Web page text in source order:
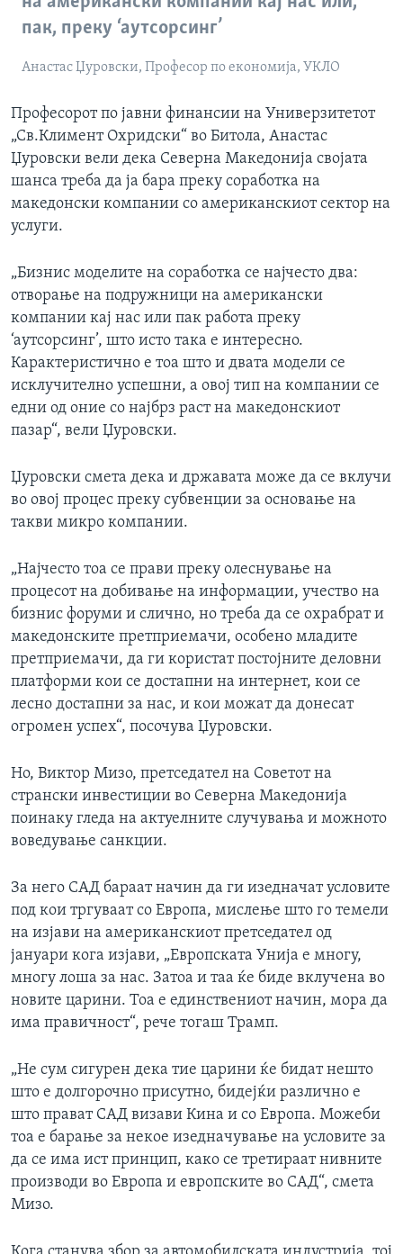
пак, преку ‘аутсорсинг’
Анастас Џуровски, Професор по економија, УКЛО
Професорот по јавни финансии на Универзитетот
„Св.Климент Охридски“ во Битола, Анастас
Џуровски вели дека Северна Македонија својата
шанса треба да ја бара преку соработка на
македонски компании со американскиот сектор на
услуги.
„Бизнис моделите на соработка се најчесто два:
отворање на подружници на американски
компании кај нас или пак работа преку
‘аутсорсинг’, што исто така е интересно.
Карактеристично е тоа што и двата модели се
исклучително успешни, а овој тип на компании се
едни од оние со најбрз раст на македонскиот
пазар“, вели Џуровски.
Џуровски смета дека и државата може да се вклучи
во овој процес преку субвенции за основање на
такви микро компании.
„Најчесто тоа се прави преку олеснување на
процесот на добивање на информации, учество на
бизнис форуми и слично, но треба да се охрабрат и
македонските претприемачи, особено младите
претприемачи, да ги користат постојните деловни
платформи кои се достапни на интернет, кои се
лесно достапни за нас, и кои можат да донесат
огромен успех“, посочува Џуровски.
Но, Виктор Мизо, претседател на Советот на
странски инвестиции во Северна Македонија
поинаку гледа на актуелните случувања и можното
воведување санкции.
За него САД бараат начин да ги изедначат условите
под кои тргуваат со Европа, мислење што го темели
на изјави на американскиот претседател од
јануари кога изјави, „Европската Унија е многу,
многу лоша за нас. Затоа и таа ќе биде вклучена во
новите царини. Тоа е единствениот начин, мора да
има правичност“, рече тогаш Трамп.
„Не сум сигурен дека тие царини ќе бидат нешто
што е долгорочно присутно, бидејќи различно е
што прават САД визави Кина и со Европа. Можеби
тоа е барање за некое изедначување на условите за
да се има ист принцип, како се третираат нивните
производи во Европа и европските во САД“, смета
Мизо.